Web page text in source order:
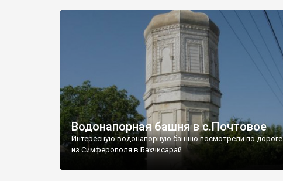
Водонапорная башня в с.Почтовое
Интересную водонапорную башню посмотрели по дороге
из Симферополя в Бахчисарай.